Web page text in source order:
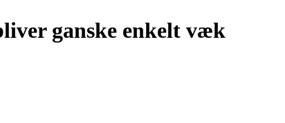
ganske enkelt væk